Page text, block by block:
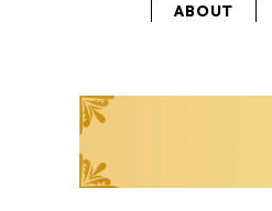
ABOUT